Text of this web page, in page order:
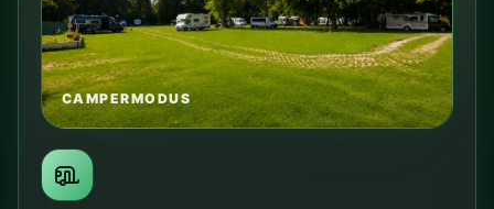
Altstadt / Hauptmarkt
VERKEHRSMITTEL
Straßenbahn 18 + Fußweg
ZEIT
ca. 14 Min. Straßenbahn + 5 Min. zu Fuß